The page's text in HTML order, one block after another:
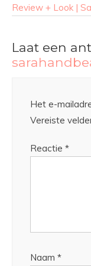
Review + Look |
Laat een
Het e-
Vereiste
Reactie *
Naam *